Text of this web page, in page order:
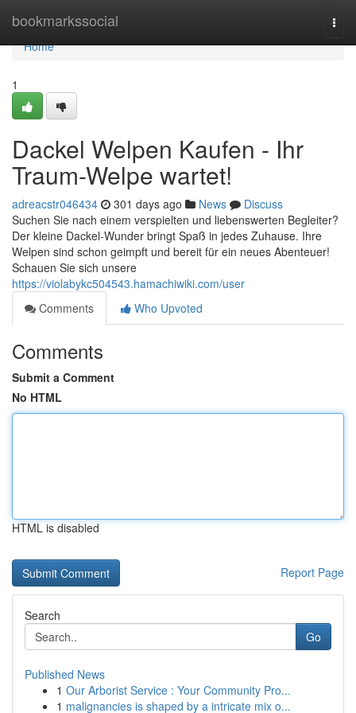
bookmarkssocial
Home
Home
1
Dackel Welpen Kaufen - Ihr
Traum-Welpe wartet!
adreacstr046434 301 days ago News
Discuss
Suchen Sie nach einem verspielten und liebenswerten Begleiter?
Der kleine Dackel-Wunder bringt Spaß in jedes Zuhause. Ihre
Welpen sind schon geimpft und bereit für ein neues Abenteuer!
Schauen Sie sich unsere
https://violabykc504543.hamachiwiki.com/user
Comments
Who Upvoted
Comments
Submit a Comment
No HTML
HTML is disabled
Report Page
Search
Go
Published News
1 Our Arborist Service : Your Community Pro...
1 malignancies is shaped by a intricate mix o...